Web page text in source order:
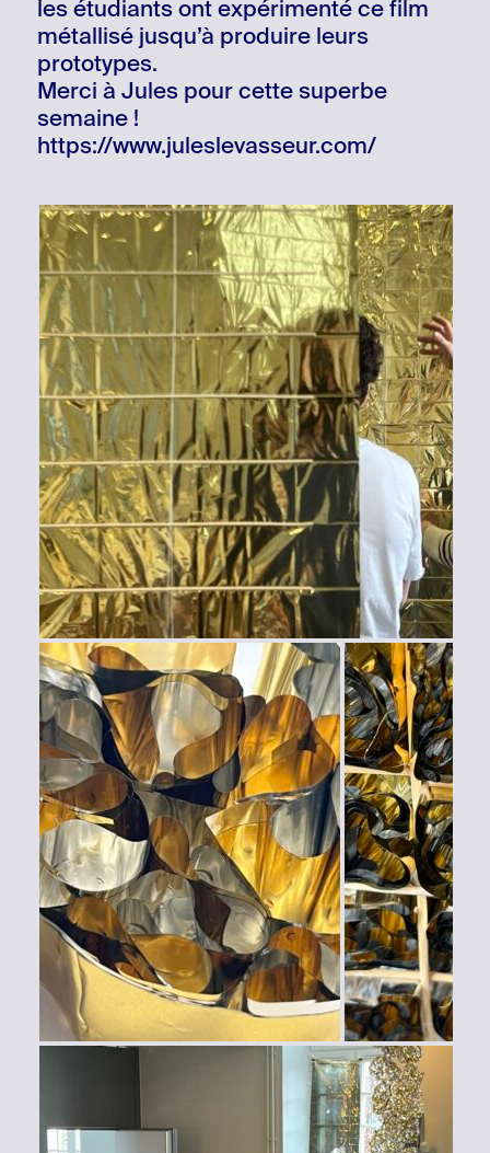
les étudiants ont expérimenté ce film
métallisé jusqu’à produire leurs
prototypes.
Merci à Jules pour cette superbe
semaine !
https://www.juleslevasseur.com/